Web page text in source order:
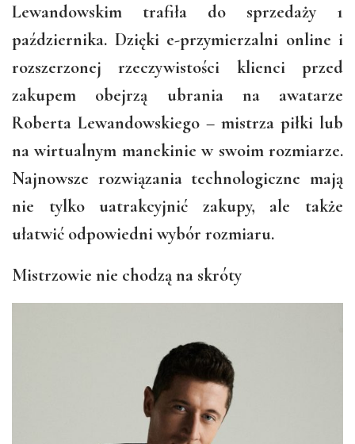
Lewandowskim trafiła do sprzedaży 1
października. Dzięki e-przymierzalni online i
rozszerzonej rzeczywistości klienci przed
zakupem obejrzą ubrania na awatarze
Roberta Lewandowskiego – mistrza piłki lub
na wirtualnym manekinie w swoim rozmiarze.
Najnowsze rozwiązania technologiczne mają
nie tylko uatrakcyjnić zakupy, ale także
ułatwić odpowiedni wybór rozmiaru.
Mistrzowie nie chodzą na skróty